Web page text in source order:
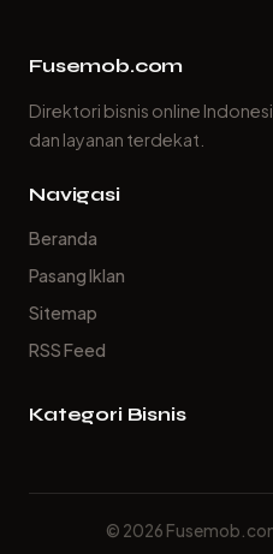
Fusemob.com
Direktori bisnis online
dan layanan terdekat.
Navigasi
Beranda
Pasang Iklan
Sitemap
RSS Feed
Kategori Bisnis
© 2026